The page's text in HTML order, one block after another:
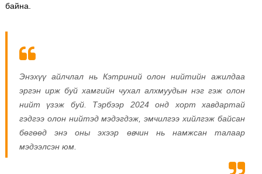
байна.
Энэхүү айлчлал нь Кэтриний олон нийтийн ажилдаа
эргэн ирж буй хамгийн чухал алхмуудын нэг гэж олон
нийт үзэж буй. Тэрбээр 2024 онд хорт хавдартай
гэдгээ олон нийтэд мэдэгдэж, эмчилгээ хийлгэж байсан
бөгөөд энэ оны эхээр өвчин нь намжсан талаар
мэдээлсэн юм.